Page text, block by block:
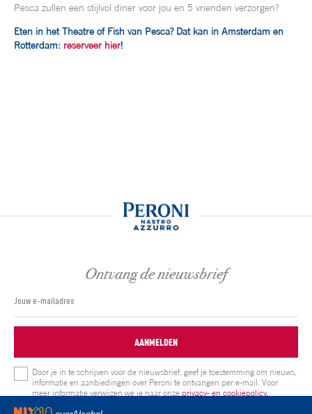
Pesca zullen een stijlvol diner voor jou en 5 vrienden verzorgen?
Eten in het Theatre of Fish van Pesca? Dat kan in Amsterdam en
Rotterdam: reserveer hier!
Ontvang de nieuwsbrief
AANMELDEN
Door je in te schrijven voor de nieuwsbrief, geef je toestemming om nieuws,
informatie en aanbiedingen over Peroni te ontvangen per e-mail. Voor
meer informatie verwijzen we je naar onze privacy- en cookiepolicy.